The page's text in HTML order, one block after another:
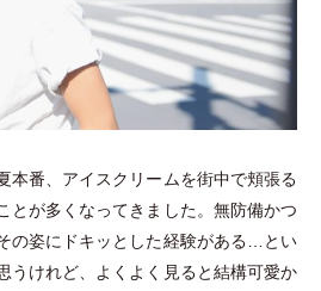
本番、アイスクリームを街中で頬張る
とが多くなってきました。無防備かつ
の姿にドキッとした経験がある…とい
うけれど、よくよく見ると結構可愛か